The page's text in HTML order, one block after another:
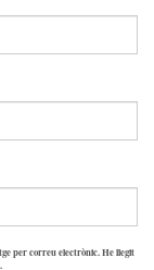
per correu electrònic. He llegit